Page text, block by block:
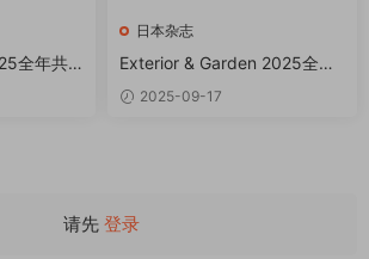
全年共1
日本杂志
Exterior & Garden 2025全年
共4期 PDF
2025-09-17
请先 登录